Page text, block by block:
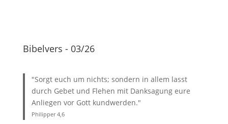
Bibelvers - 03/26
"Sorgt euch um nichts; sondern in allem lasst
durch Gebet und Flehen mit Danksagung eure
Anliegen vor Gott kundwerden."
Philipper 4,6